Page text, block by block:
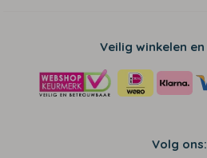
Veilig winkelen
Volg ons: